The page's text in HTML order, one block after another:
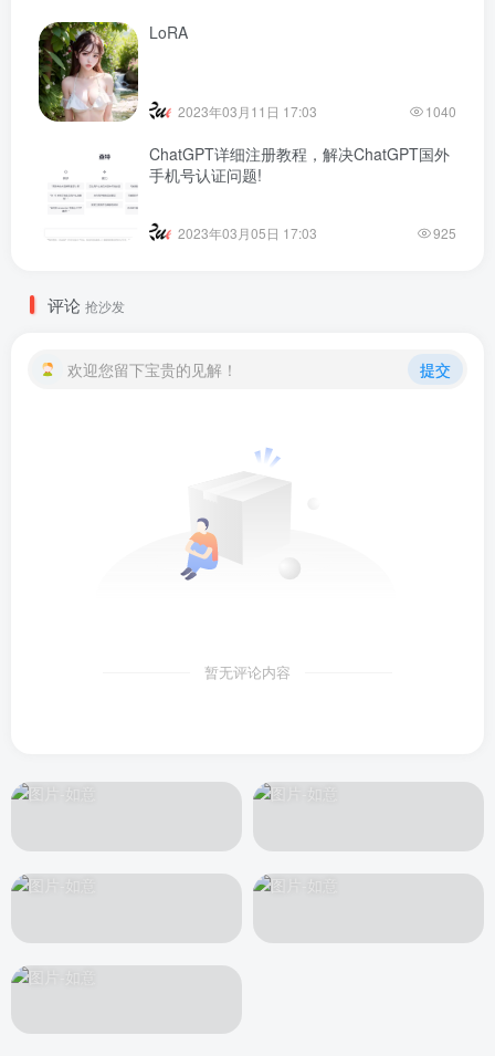
LoRA
2023年03月11日 17:03 1040
ChatGPT详细注册教程，解决ChatGPT国外
手机号认证问题!
2023年03月05日 17:03 925
评论 抢沙发
欢迎您留下宝贵的见解！ 提交
暂无评论内容